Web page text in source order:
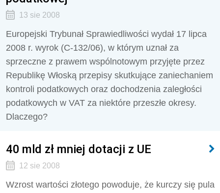
13 sie 2008
Europejski Trybunał Sprawiedliwości wydał 17 lipca
2008 r. wyrok (C-132/06), w którym uznał za
sprzeczne z prawem wspólnotowym przyjęte przez
Republikę Włoską przepisy skutkujące zaniechaniem
kontroli podatkowych oraz dochodzenia zaległości
podatkowych w VAT za niektóre przeszłe okresy.
Dlaczego?
40 mld zł mniej dotacji z UE
12 sie 2008
Wzrost wartości złotego powoduje, że kurczy się pula